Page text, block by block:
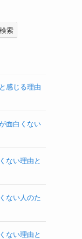
検索
感じる理由
面白くない
ない理由と
ない人のた
ない理由と